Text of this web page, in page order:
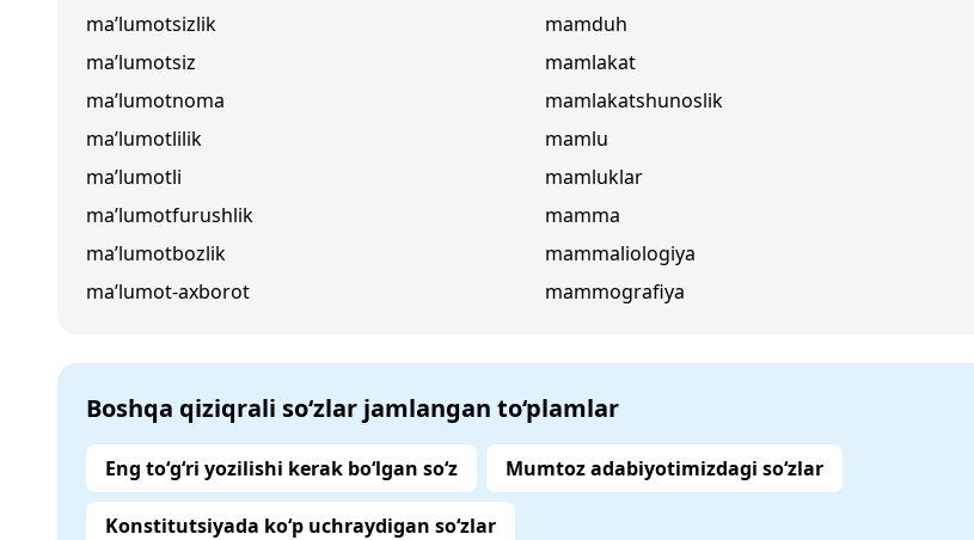
ma’lumotsizlik
ma’lumotsiz
ma’lumotnoma
ma’lumotlilik
ma’lumotli
ma’lumotfurushlik
ma’lumotbozlik
ma’lumot-axborot
mamduh
mamlakat
mamlakatshunoslik
mamlu
mamluklar
mamma
mammaliologiya
mammografiya
Boshqa qiziqrali so‘zlar jamlangan to‘plamlar
Eng to‘g‘ri yozilishi kerak bo‘lgan so‘z Mumtoz adabiyotimizdagi so‘zlar
Konstitutsiyada ko‘p uchraydigan so‘zlar